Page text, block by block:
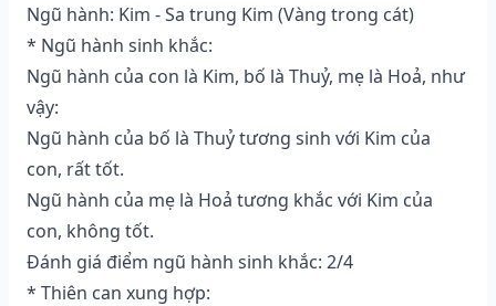
Ngũ hành: Kim - Sa trung Kim (Vàng trong cát)
* Ngũ hành sinh khắc:
Ngũ hành của con là Kim, bố là Thuỷ, mẹ là Hoả, như
vậy:
Ngũ hành của bố là Thuỷ tương sinh với Kim của
con, rất tốt.
Ngũ hành của mẹ là Hoả tương khắc với Kim của
con, không tốt.
Đánh giá điểm ngũ hành sinh khắc: 2/4
* Thiên can xung hợp: